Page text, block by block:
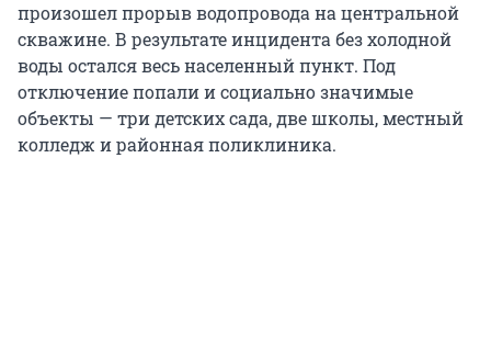
произошел прорыв водопровода на центральной
скважине. В результате инцидента без холодной
воды остался весь населенный пункт. Под
отключение попали и социально значимые
объекты — три детских сада, две школы, местный
колледж и районная поликлиника.